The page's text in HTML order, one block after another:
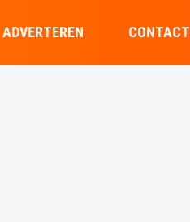
ADVERTEREN CONTACT